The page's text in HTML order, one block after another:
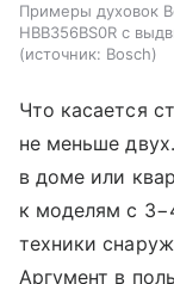
Примеры духовок
HBB356BS0R с
источник: Bosch
Что касается
не меньше
в доме или
к моделям с
техники
Аргумент в